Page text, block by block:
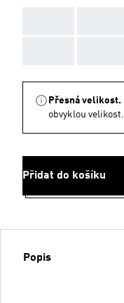
Přesná velikost.
obvyklou velikost.
Přidat do košíku
Popis